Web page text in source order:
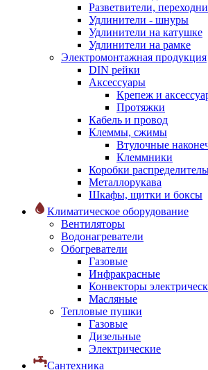
Разветвители,
Удлинители - шнуры
Удлинители на катушке
Удлинители на рамке
Электромонтажная продукция
DIN рейки
Аксессуары
Крепеж и
Протяжки
Кабель и провод
Клеммы, сжимы
Втулочные
Клеммники
Коробки
Металлорукава
Шкафы, щитки и боксы
Климатическое оборудование
Вентиляторы
Водонагреватели
Обогреватели
Газовые
Инфракрасные
Конвекторы
Масляные
Тепловые пушки
Газовые
Дизельные
Электрические
Сантехника